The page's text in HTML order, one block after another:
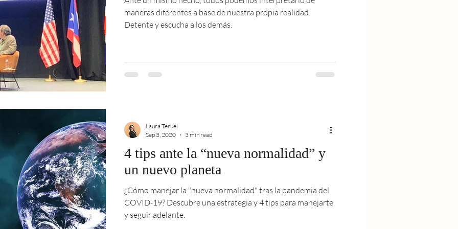
maneras diferentes a base de nuestra propia realidad.
Detente y escucha a los demás.
4 tips ante la “nueva normalidad” y
un nuevo planeta
¿Cómo manejar la "nueva normalidad" tras la pandemia del
COVID-19? Descubre una estrategia y 4 tips para manejarte
y seguir adelante.
Laura Teruel
Sep 3, 2020
3 min read